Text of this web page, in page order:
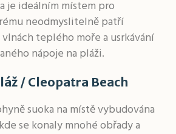
je ideálním místem pro
neodmyslitelně patří
teplého moře a usrkávání
nápoje na pláži.
/ Cleopatra Beach
suoka na místě vybudována
se konaly mnohé obřady a